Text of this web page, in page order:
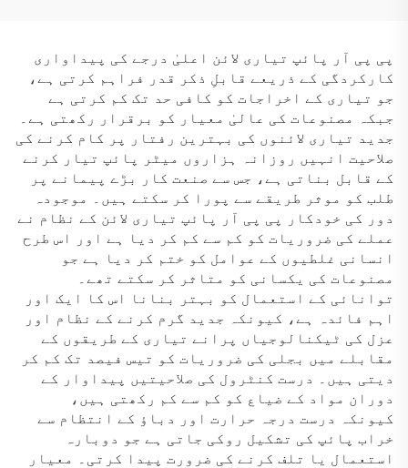
پی پی آر پائپ تیاری لائن اعلیٰ درجے کی پیداواری
کارکردگی کے ذریعے قابلِ ذکر قدر فراہم کرتی ہے،
جو تیاری کے اخراجات کو کافی حد تک کم کرتی ہے
جبکہ مصنوعات کی عالیٰ معیار کو برقرار رکھتی ہے۔
جدید تیاری لائنوں کی بہترین رفتار پر کام کرنے کی
صلاحیت انہیں روزانہ ہزاروں میٹر پائپ تیار کرنے
کے قابل بناتی ہے، جس سے صنعت کار بڑے پیمانے پر
طلب کو موثر طریقے سے پورا کر سکتے ہیں۔ موجودہ
دور کی خودکار پی پی آر پائپ تیاری لائن کے نظام نے
عملے کی ضروریات کو کم سے کم کر دیا ہے اور اس طرح
انسانی غلطیوں کے عوامل کو ختم کر دیا ہے جو
مصنوعات کی یکسانی کو متاثر کر سکتے تھے۔
توانائی کے استعمال کو بہتر بنانا اس کا ایک اور
اہم فائدہ ہے، کیونکہ جدید گرم کرنے کے نظام اور
عزل کی ٹیکنالوجیاں پرانے تیاری کے طریقوں کے
مقابلے میں بجلی کی ضروریات کو تیس فیصد تک کم کر
دیتی ہیں۔ درست کنٹرول کی صلاحیتیں پیداوار کے
دوران مواد کے ضیاع کو کم سے کم رکھتی ہیں،
کیونکہ درست درجہ حرارت اور دباؤ کے انتظام سے
خراب پائپ کی تشکیل روکی جاتی ہے جو دوبارہ
استعمال یا تلف کرنے کی ضرورت پیدا کرتی۔ معیار